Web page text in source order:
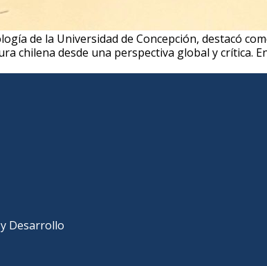
de la Universidad de Concepción, destacó
chilena desde una perspectiva global y
Desarrollo